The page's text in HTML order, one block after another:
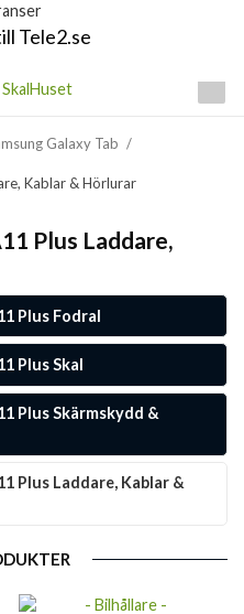
Tele2.se
Galaxy Tab /
Kablar & Hörlurar
Plus Laddare,
Plus Fodral
Plus Skal
Plus Skärmskydd &
Plus Laddare, Kablar &